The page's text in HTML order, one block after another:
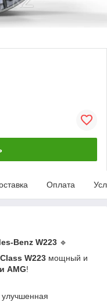
Оплата
Benz W223 🔹
W223 мощный и
AMG!